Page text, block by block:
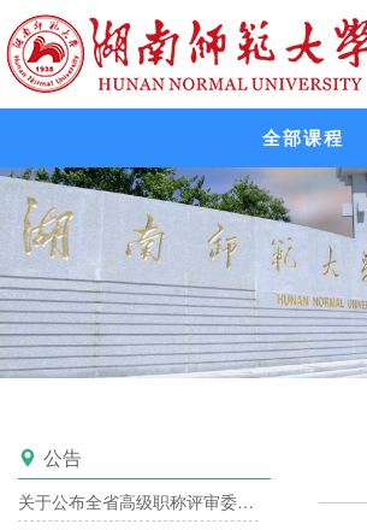
全部课程
 公告
关于公布全省高级职称评审委员会备案目录的通知